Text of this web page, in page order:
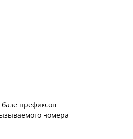
префиксов
номера